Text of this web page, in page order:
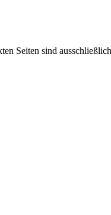
Seiten sind